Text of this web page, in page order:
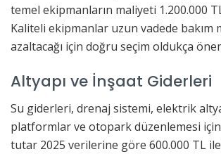
temel ekipmanların maliyeti 1.200.000
Kaliteli ekipmanlar uzun vadede bakım
azaltacağı için doğru seçim oldukça
Altyapı ve İnşaat Giderleri
Su giderleri, drenaj sistemi, elektrik
platformlar ve otopark düzenlemesi
tutar 2025 verilerine göre 600.000 TL